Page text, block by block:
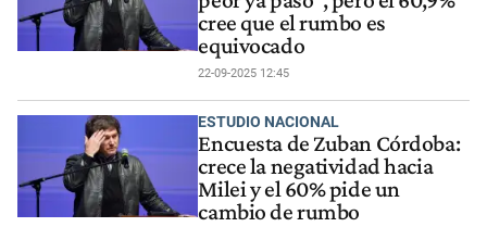
cree que el rumbo es
equivocado
22-09-2025 12:45
ESTUDIO NACIONAL
Encuesta de Zuban Córdoba:
crece la negatividad hacia
Milei y el 60% pide un
cambio de rumbo